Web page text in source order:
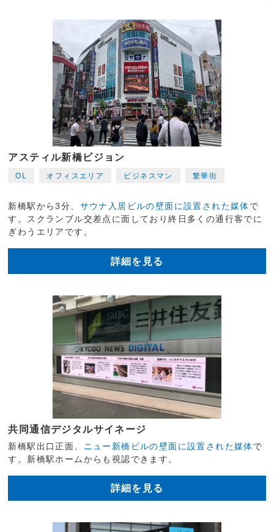
アスティル新橋ビジョン
OL オフィスエリア ビジネスマン 繁華街
新橋駅から3分、 サウナ入居ビルの壁面に設置された媒体で
す。スクランブル交差点に面しており終日多くの通行客でに
ぎわうエリアです。
詳細を見る
共同通信デジタルサイネージ
新橋駅出口正面、 ニュー新橋ビルの壁面に設置された媒体で
す。新橋駅ホームからも視認できます。
詳細を見る